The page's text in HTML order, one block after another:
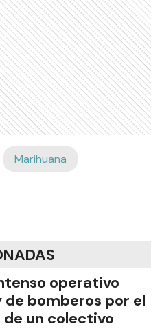
Marihuana
operativo
de bomberos por el
un colectivo